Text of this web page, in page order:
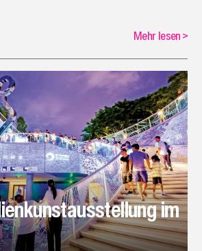
Mehr lesen>
im